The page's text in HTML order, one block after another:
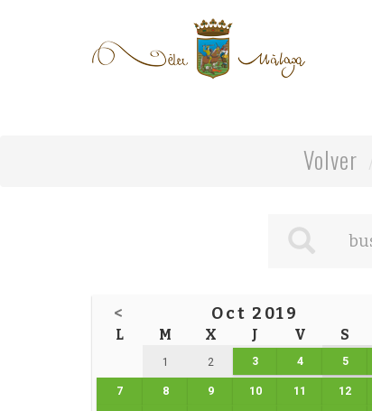
Volver
< Oct 2019
L M X J V S
1 2 3 4 5
7 8 9 10 11 12